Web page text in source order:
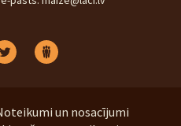
un nosacījumi